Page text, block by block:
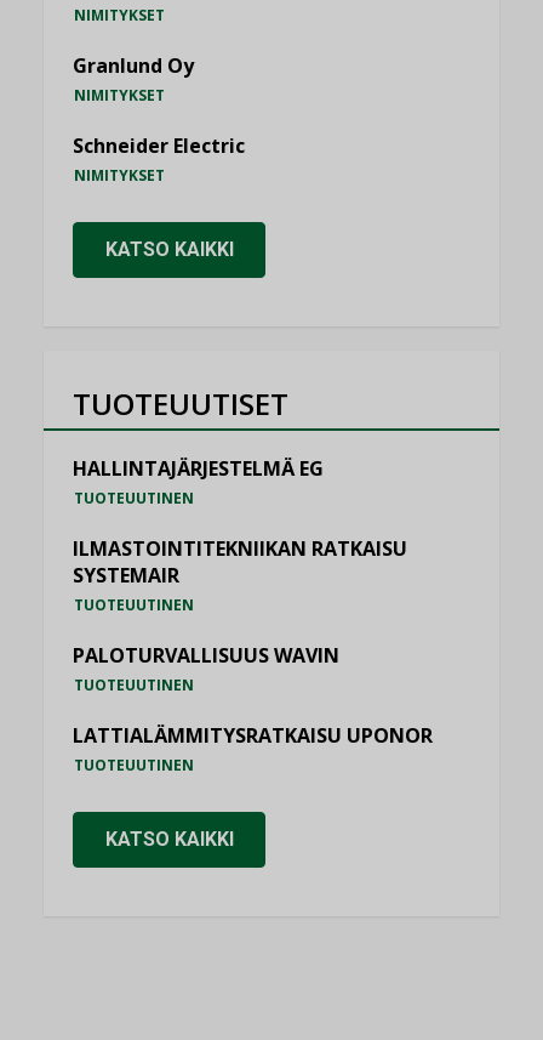
NIMITYKSET
Granlund Oy
NIMITYKSET
Schneider Electric
NIMITYKSET
KATSO KAIKKI
TUOTEUUTISET
HALLINTAJÄRJESTELMÄ EG
TUOTEUUTINEN
ILMASTOINTITEKNIIKAN RATKAISU
SYSTEMAIR
TUOTEUUTINEN
PALOTURVALLISUUS WAVIN
TUOTEUUTINEN
LATTIALÄMMITYSRATKAISU UPONOR
TUOTEUUTINEN
KATSO KAIKKI